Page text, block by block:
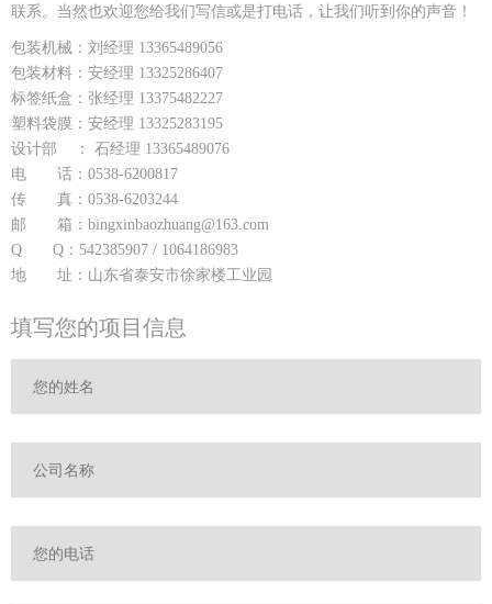
联系。当然也欢迎您给我们写信或是打电话，让我们听到你的声音！
包装机械：刘经理 13365489056
包装材料：安经理 13325286407
标签纸盒：张经理 13375482227
塑料袋膜：安经理 13325283195
设计部 ： 石经理 13365489076
电 话：0538-6200817
传 真：0538-6203244
邮 箱：bingxinbaozhuang@163.com
Q Q：542385907 / 1064186983
地 址：山东省泰安市徐家楼工业园
填写您的项目信息